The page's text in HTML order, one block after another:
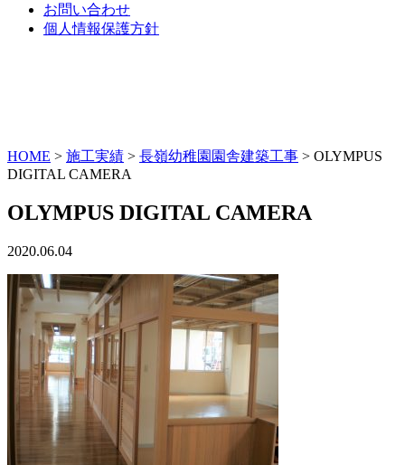
お問い合わせ
個人情報保護方針
HOME > 施工実績 > 長嶺幼稚園園舎建築工事 > OLYMPUS
DIGITAL CAMERA
OLYMPUS DIGITAL CAMERA
2020.06.04